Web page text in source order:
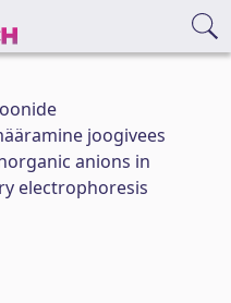
joogivees
anions in
electrophoresis